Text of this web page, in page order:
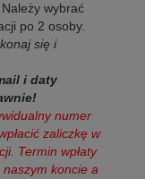
wybrać
po 2 osoby.
się i
i daty
numer
zaliczkę w
Termin wpłaty
koncie a